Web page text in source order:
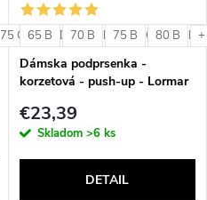
75 C 75 D 80 B 80 C 80 D
65 B 70 B 75 B 80 B
Dámska podprsenka -
korzetová - push-up - Lormar
€23,39
Skladom >6 ks
DETAIL